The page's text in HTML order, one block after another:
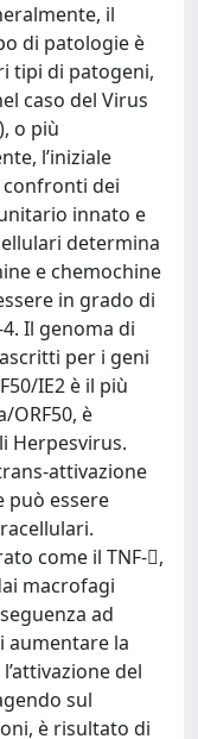
il
di patologie è
tipi di patogeni,
caso del Virus
o più
l’iniziale
confronti dei
innato e
determina
e chemochine
in grado di
Il genoma di
per i geni
IE2 è il più
è
Herpesvirus.
attivazione
può essere
come il TNF-,
macrofagi
ad
aumentare la
del
sul
è risultato di